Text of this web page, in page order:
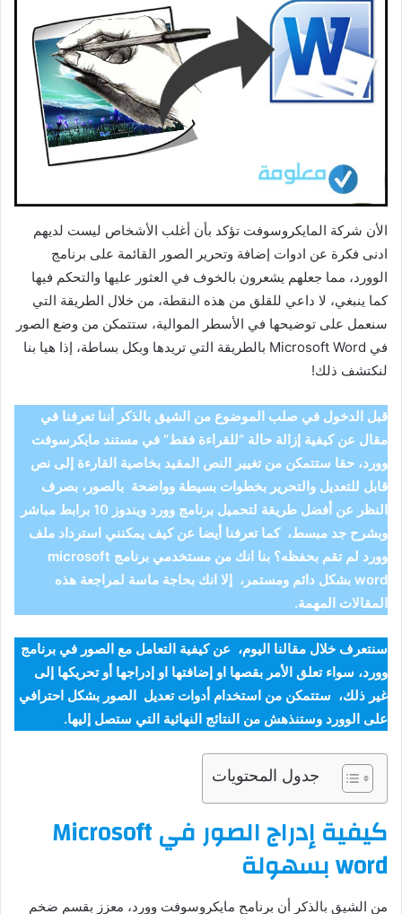
الأن شركة المايكروسوفت تؤكد بأن أغلب الأشخاص ليست لديهم
ادنى فكرة عن ادوات إضافة وتحرير الصور القائمة على برنامج
الوورد، مما جعلهم يشعرون بالخوف في العثور عليها والتحكم فيها
كما ينبغي، لا داعي للقلق من هذه النقطة، من خلال الطريقة التي
سنعمل على توضيحها في الأسطر الموالية، ستتمكن من وضع الصور
في Microsoft Word بالطريقة التي تريدها وبكل بساطة، إذا هيا بنا
لنكتشف ذلك!
قبل الدخول في صلب الموضوع من الشيق بالذكر أننا تعرفنا في
مقال عن كيفية إزالة حالة “للقراءة فقط” في مستند مايكرسوفت
وورد، حقا ستتمكن من تغيير النص المقيد بخاصية القارءة إلى نص
قابل للتعديل والتحرير بخطوات بسيطة وواضحة بالصور، بصرف
النظر عن أفضل طريقة لتحميل برنامج وورد ويندوز 10 برابط مباشر
وبشرح جد مبسط، كما تعرفنا أيضا عن كيف يمكنني استرداد ملف
وورد لم تقم بحفظه؟ بنا انك من مستخدمي برنامج microsoft
word بشكل دائم ومستمر، إلا انك بحاجة ماسة لمراجعة هذه
المقالات المهمة.
سنتعرف خلال مقالنا اليوم، عن كيفية التعامل مع الصور في برنامج
وورد، سواء تعلق الأمر بقصها او إضافتها او إدراجها أو تحريكها إلى
غير ذلك، ستتمكن من استخدام أدوات تعديل الصور بشكل احترافي
على الوورد وستنذهش من النتائج النهائية التي ستصل إليها.
جدول المحتويات
كيفية إدراج الصور في Microsoft
word بسهولة
من الشيق بالذكر أن برنامح مايكروسوفت وورد، معزز بقسم ضخم